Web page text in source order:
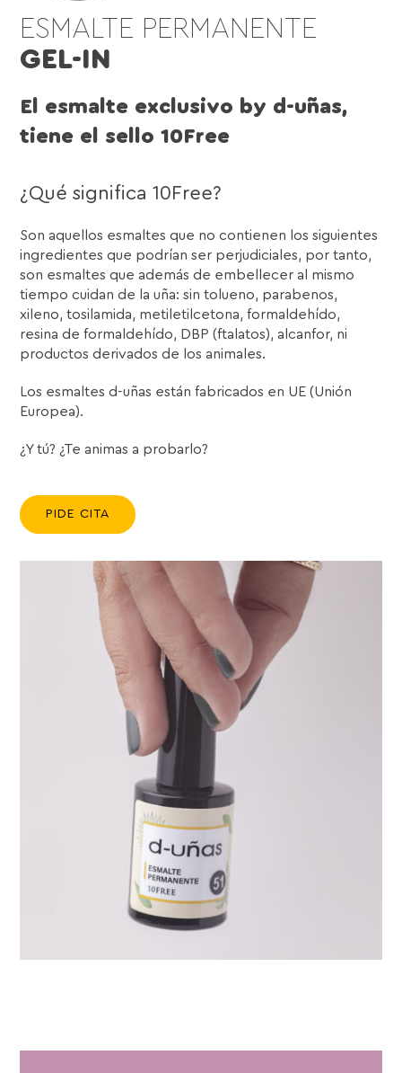
ESMALTE PERMANENTE
GEL-IN
El esmalte exclusivo by d-uñas,
tiene el sello 10Free
¿Qué significa 10Free?
Son aquellos esmaltes que no contienen los siguientes
ingredientes que podrían ser perjudiciales, por tanto,
son esmaltes que además de embellecer al mismo
tiempo cuidan de la uña: sin tolueno, parabenos,
xileno, tosilamida, metiletilcetona, formaldehído,
resina de formaldehído, DBP (ftalatos), alcanfor, ni
productos derivados de los animales.
Los esmaltes d-uñas están fabricados en UE (Unión
Europea).
¿Y tú? ¿Te animas a probarlo?
PIDE CITA